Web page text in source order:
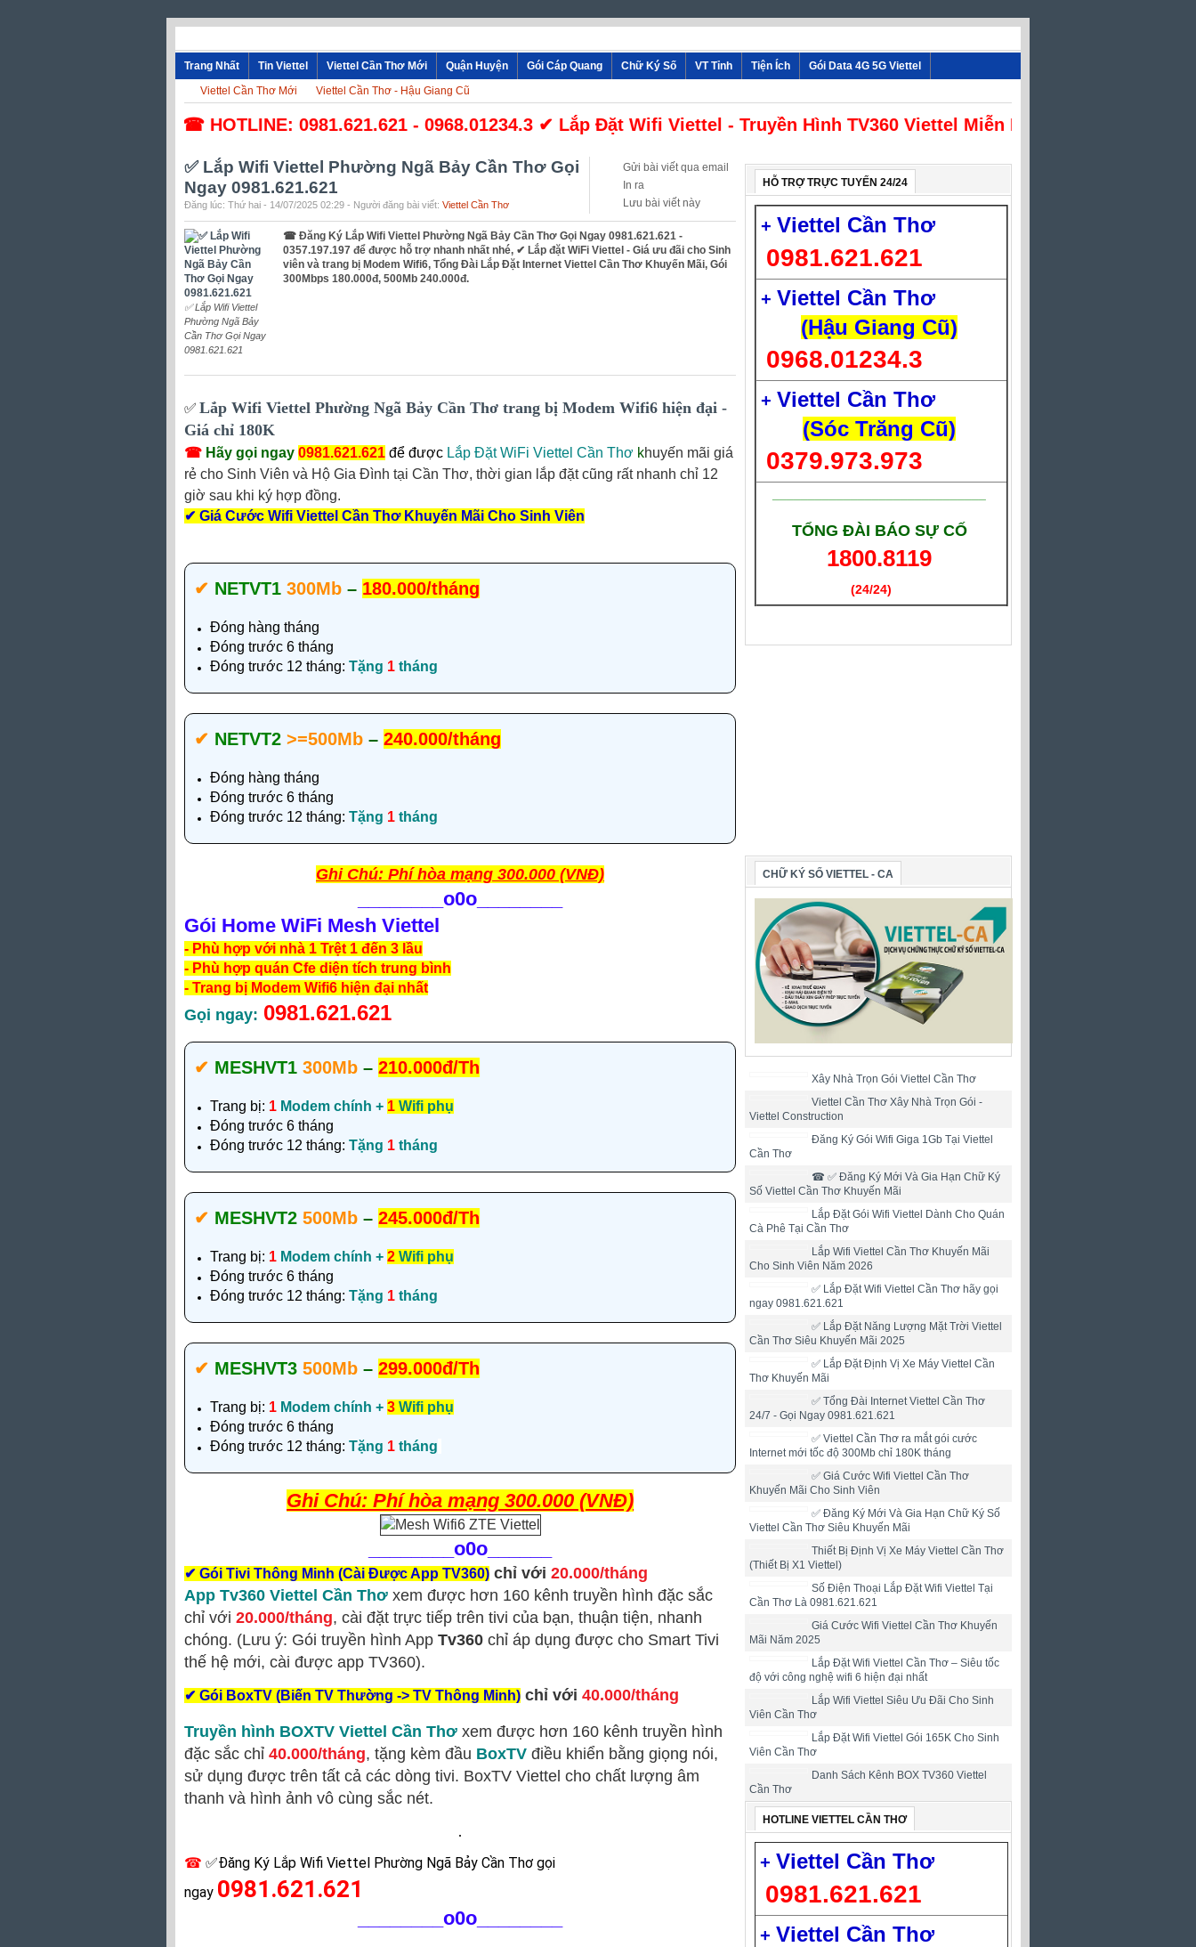
Trang Nhất Tin Viettel Viettel Cần Thơ Mới Quận Huyện Gói Cáp Quang Chữ Ký Số VT Tỉnh Tiện Ích
Gói Data 4G 5G Viettel
Viettel Cần Thơ Mới
Viettel Cần Thơ - Hậu Giang Cũ
☎ HOTLINE: 0981.621.621 - 0968.01234.3 ✔ Lắp Đặt Wifi Viettel - Truyền Hình TV360 Viettel Miễn Phí
Gửi bài viết qua email
In ra
Lưu bài viết này
✅ Lắp Wifi Viettel Phường Ngã Bảy Cần Thơ Gọi
Ngay 0981.621.621
Đăng lúc: Thứ hai - 14/07/2025 02:29 - Người đăng bài viết: Viettel Cần Thơ
✅ Lắp Wifi Viettel
Phường Ngã Bảy
Cần Thơ Gọi Ngay
0981.621.621
☎ Đăng Ký Lắp Wifi Viettel Phường Ngã Bảy Cần Thơ Gọi Ngay 0981.621.621 -
0357.197.197 để được hỗ trợ nhanh nhất nhé, ✔ ‎Lắp đặt WiFi Viettel - Giá ưu đãi cho Sinh
viên và trang bị Modem Wifi6, Tổng Đài Lắp Đặt Internet Viettel Cần Thơ Khuyến Mãi, Gói
300Mbps 180.000đ, 500Mb 240.000đ.
✅ Lắp Wifi Viettel Phường Ngã Bảy Cần Thơ trang bị Modem Wifi6 hiện đại -
Giá chỉ 180K
☎ Hãy gọi ngay 0981.621.621 để được Lắp Đặt WiFi Viettel Cần Thơ khuyến mãi giá
rẻ cho Sinh Viên và Hộ Gia Đình tại Cần Thơ, thời gian lắp đặt cũng rất nhanh chỉ 12
giờ sau khi ký hợp đồng.
✔ Giá Cước Wifi Viettel Cần Thơ Khuyến Mãi Cho Sinh Viên
✔‎ NETVT1 300Mb – 180.000/tháng
Đóng hàng tháng
Đóng trước 6 tháng
Đóng trước 12 tháng: Tặng 1 tháng
✔‎ NETVT2 >=500Mb – 240.000/tháng
Đóng hàng tháng
Đóng trước 6 tháng
Đóng trước 12 tháng: Tặng 1 tháng
Ghi Chú: Phí hòa mạng 300.000 (VNĐ)
o0o________
Gói Home WiFi Mesh Viettel
- Phù hợp với nhà 1 Trệt 1 đến 3 lầu
- Phù hợp quán Cfe diện tích trung bình
- Trang bị Modem Wifi6 hiện đại nhất
Gọi ngay: 0981.621.621
✔‎ MESHVT1 300Mb – 210.000đ/Th
Trang bị: 1 Modem chính + 1 Wifi phụ
Đóng trước 6 tháng
Đóng trước 12 tháng: Tặng 1 tháng
✔‎ MESHVT2 500Mb – 245.000đ/Th
Trang bị: 1 Modem chính + 2 Wifi phụ
Đóng trước 6 tháng
Đóng trước 12 tháng: Tặng 1 tháng
✔‎ MESHVT3 500Mb – 299.000đ/Th
Trang bị: 1 Modem chính + 3 Wifi phụ
Đóng trước 6 tháng
Đóng trước 12 tháng: Tặng 1 tháng
Ghi Chú: Phí hòa mạng 300.000 (VNĐ)
o0o______
✔ Gói Tivi Thông Minh (Cài Được App TV360) chỉ với 20.000/tháng
App Tv360 Viettel Cần Thơ xem được hơn 160 kênh truyền hình đặc sắc
chỉ với 20.000/tháng, cài đặt trực tiếp trên tivi của bạn, thuận tiện, nhanh
chóng. (Lưu ý: Gói truyền hình App Tv360 chỉ áp dụng được cho Smart Tivi
thế hệ mới, cài được app TV360).
✔ Gói BoxTV (Biến TV Thường -> TV Thông Minh) chỉ với 40.000/tháng
Truyền hình BOXTV Viettel Cần Thơ xem được hơn 160 kênh truyền hình
đặc sắc chỉ 40.000/tháng, tặng kèm đầu BoxTV điều khiển bằng giọng nói,
sử dụng được trên tất cả các dòng tivi. BoxTV Viettel cho chất lượng âm
thanh và hình ảnh vô cùng sắc nét.
☎ ✅‎Đăng Ký Lắp Wifi Viettel Phường Ngã Bảy Cần Thơ gọi
ngay 0981.621.621
o0o________
HỖ TRỢ TRỰC TUYẾN 24/24
+ Viettel Cần Thơ
0981.621.621
+ Viettel Cần Thơ
(Hậu Giang Cũ)
0968.01234.3
+ Viettel Cần Thơ
(Sóc Trăng Cũ)
0379.973.973
TỔNG ĐÀI BÁO SỰ CỐ
1800.8119
(24/24)
CHỮ KÝ SỐ VIETTEL - CA
Xây Nhà Trọn Gói Viettel Cần Thơ
Viettel Cần Thơ Xây Nhà Trọn Gói -
Viettel Construction
Đăng Ký Gói Wifi Giga 1Gb Tại Viettel
Cần Thơ
☎ ✅‎ Đăng Ký Mới Và Gia Hạn Chữ Ký
Số Viettel Cần Thơ Khuyến Mãi
Lắp Đặt Gói Wifi Viettel Dành Cho Quán
Cà Phê Tại Cần Thơ
Lắp Wifi Viettel Cần Thơ Khuyến Mãi
Cho Sinh Viên Năm 2026
✅ Lắp Đặt Wifi Viettel Cần Thơ hãy gọi
ngay 0981.621.621
✅ Lắp Đặt Năng Lượng Mặt Trời Viettel
Cần Thơ Siêu Khuyến Mãi 2025
✅ Lắp Đặt Định Vị Xe Máy Viettel Cần
Thơ Khuyến Mãi
✅ Tổng Đài Internet Viettel Cần Thơ
24/7 - Gọi Ngay 0981.621.621
✅ ‎Viettel Cần Thơ ra mắt gói cước
Internet mới tốc độ 300Mb chỉ 180K tháng
✅ ‎Giá Cước Wifi Viettel Cần Thơ
Khuyến Mãi Cho Sinh Viên
✅‎ Đăng Ký Mới Và Gia Hạn Chữ Ký Số
Viettel Cần Thơ Siêu Khuyến Mãi
Thiết Bị Định Vị Xe Máy Viettel Cần Thơ
(Thiết Bị X1 Viettel)
Số Điện Thoại Lắp Đặt Wifi Viettel Tại
Cần Thơ Là 0981.621.621
Giá Cước Wifi Viettel Cần Thơ Khuyến
Mãi Năm 2025
Lắp Đặt Wifi Viettel Cần Thơ – Siêu tốc
độ với công nghệ wifi 6 hiện đại nhất
Lắp Wifi Viettel Siêu Ưu Đãi Cho Sinh
Viên Cần Thơ
Lắp Đặt Wifi Viettel Gói 165K Cho Sinh
Viên Cần Thơ
Danh Sách Kênh BOX TV360 Viettel
Cần Thơ
HOTLINE VIETTEL CẦN THƠ
+ Viettel Cần Thơ
0981.621.621
+ Viettel Cần Thơ